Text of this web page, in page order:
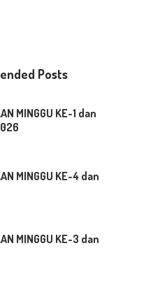
Posts
MINGGU KE-1 dan
MINGGU KE-4 dan
MINGGU KE-3 dan